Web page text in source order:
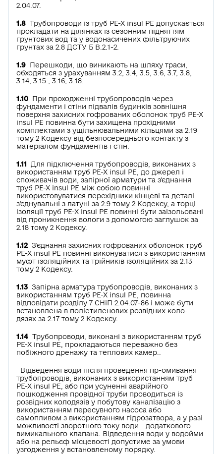
2.04.07.
1.8 Трубопроводи із труб РЕ-Х insul РЕ допускається
прокладати на ділянках із сезонним підняттям
грунтових вод та у водонасичених фільтруючих
грунтах за 2.8 ДСТУ Б В.2.1-2.
1.9 Перешкоди, що виникають на шляху траси,
обходяться з урахуванням 3.2, 3.4, 3.5, 3.6, 3.7, 3.8,
3.14, 3.15 , 3.16, 3.18.
1.10 При проходженні трубопроводів через
фундаменти і стіни підвалів будинків зовнішня
поверхня захисних гофрованих оболонок труб РЕ-Х
insul РЕ повинна бути захищена прохідними
комплектами з ущільнювальними кільцями за 2.19
тому 2 Кодексу від безпосереднього контакту з
матеріалом фундаментів і стін.
1.11
Для підключення трубопроводів, виконаних з
використанням труб РЕ-Х insul РЕ, до джерел і
споживачів води, запірної арматури та з'єднання
труб РЕ-Х insul РЕ між собою повинні
використовуватися перехідники кінцеві та деталі
з'єднувальні з латуні за 2.9 тому 2 Кодексу, а торці
ізоляції труб РЕ-Х insul РЕ повинні бути заізольовані
від проникнення вологи з допомогою заглушок за
2.18 тому 2 Кодексу.
1.12 З'єднання захисних гофрованих оболонок труб
РЕ-Х insul РЕ повинні виконуватися з використанням
муфт ізоляційних та трійників ізоляційних за 2.13
тому 2 Кодексу.
1.13 Запірна арматура трубопроводів, виконаних з
використанням труб РЕ-Х insul РЕ, повинна
відповідати розділу 7 СНіП 2.04.07-86 і може бути
встановлена в поліетиленових розвідних коло­
дязях за 2.17 тому 2 Кодексу.
1.14 Трубопроводи, виконані з використанням труб
РЕ-Х insul РЕ, прокладаються переважно без
побіжного дренажу та теплових камер..
Відведення води після проведення пр-омивання
трубопроводів, виконаних з використанням труб
РЕ-Х insul РЕ, або при усуненні аварійного
пошкодження провідної труби проводиться із
розвідних колодязів у побутову каналізацію з
використанням пересувного насоса або
самопливом з використанням гідрозатвора, а у разі
можливості зворотного току води - додаткового
вимикального клапана. Відведення води у водойми
або на рельєф місцевості допустиме за умови
узгодження у встановленому порядку.